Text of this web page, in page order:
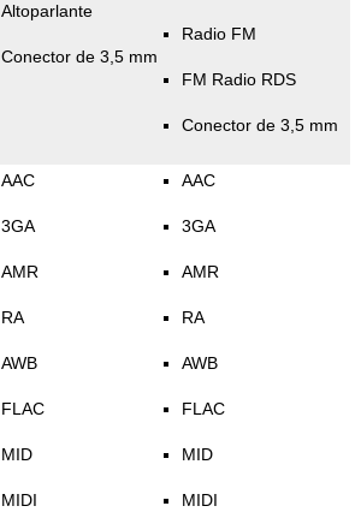
Altoparlante
Conector de 3,5 mm
Radio FM
FM Radio RDS
Conector de 3,5 mm
AAC
3GA
AMR
RA
AWB
FLAC
MID
MIDI
AAC
3GA
AMR
RA
AWB
FLAC
MID
MIDI